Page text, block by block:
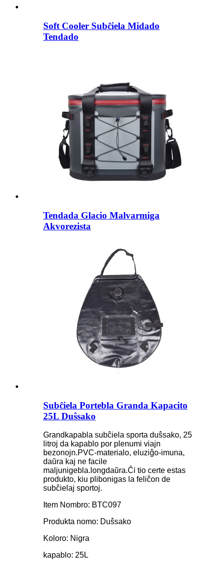
Soft Cooler Subĉiela Midado
Tendado
Tendada Glacio Malvarmiga
Akvorezista
Subĉiela Portebla Granda Kapacito
25L Duŝsako
Grandkapabla subĉiela sporta duŝsako, 25
litroj da kapablo por plenumi viajn
bezonojn.PVC-materialo, eluziĝo-imuna,
daŭra kaj ne facile
maljunigebla.longdaŭra.Ĉi tio certe estas
produkto, kiu plibonigas la feliĉon de
subĉielaj sportoj.
Item Nombro: BTC097
Produkta nomo: Duŝsako
Koloro: Nigra
kapablo: 25L